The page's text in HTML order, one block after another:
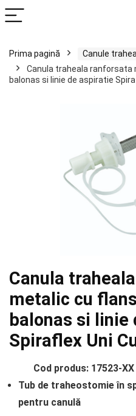
Prima pagină Canule
Canula traheala ranforsata
balonas si linie de aspiratie
Canula
metalic cu
balonas si
Spiraflex Uni
Cod produs: 17523-XX
Tub de traheostomie în
pentru canulă